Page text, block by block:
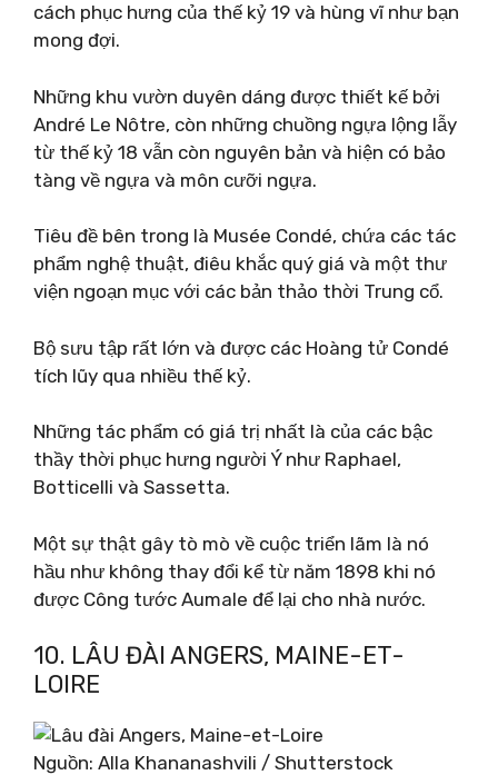
cách phục hưng của thế kỷ 19 và hùng vĩ như bạn
mong đợi.
Những khu vườn duyên dáng được thiết kế bởi
André Le Nôtre, còn những chuồng ngựa lộng lẫy
từ thế kỷ 18 vẫn còn nguyên bản và hiện có bảo
tàng về ngựa và môn cưỡi ngựa.
Tiêu đề bên trong là Musée Condé, chứa các tác
phẩm nghệ thuật, điêu khắc quý giá và một thư
viện ngoạn mục với các bản thảo thời Trung cổ.
Bộ sưu tập rất lớn và được các Hoàng tử Condé
tích lũy qua nhiều thế kỷ.
Những tác phẩm có giá trị nhất là của các bậc
thầy thời phục hưng người Ý như Raphael,
Botticelli và Sassetta.
Một sự thật gây tò mò về cuộc triển lãm là nó
hầu như không thay đổi kể từ năm 1898 khi nó
được Công tước Aumale để lại cho nhà nước.
10. LÂU ĐÀI ANGERS, MAINE-ET-
LOIRE
Nguồn: Alla Khananashvili / Shutterstock